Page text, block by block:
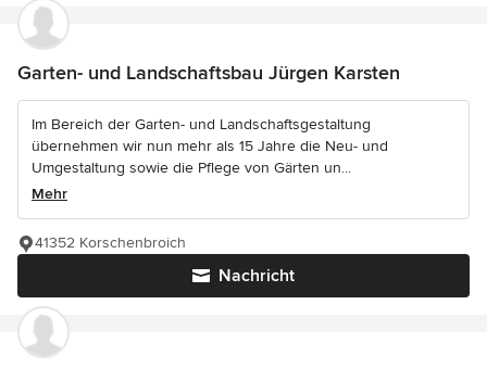
Garten- und Landschaftsbau Jürgen Karsten
Im Bereich der Garten- und Landschaftsgestaltung
übernehmen wir nun mehr als 15 Jahre die Neu- und
Umgestaltung sowie die Pflege von Gärten un...
Mehr
Nachricht
41352 Korschenbroich